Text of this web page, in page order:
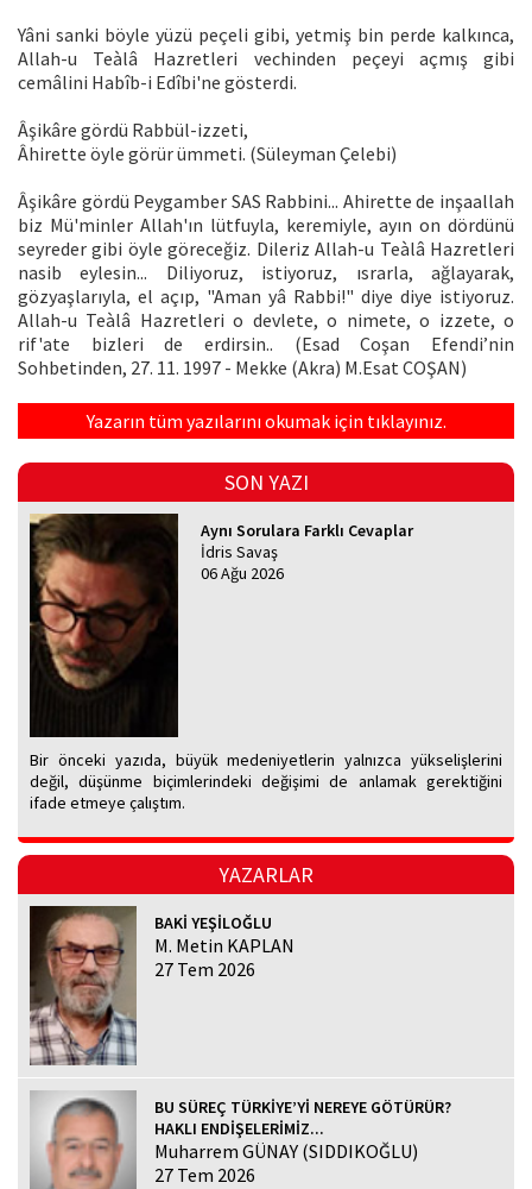
Yâni sanki böyle yüzü peçeli gibi, yetmiş bin perde kalkınca,
Allah-u Teàlâ Hazretleri vechinden peçeyi açmış gibi
cemâlini Habîb-i Edîbi'ne gösterdi.
Âşikâre gördü Rabbül-izzeti,
Âhirette öyle görür ümmeti. (Süleyman Çelebi)
Âşikâre gördü Peygamber SAS Rabbini... Ahirette de inşaallah
biz Mü'minler Allah'ın lütfuyla, keremiyle, ayın on dördünü
seyreder gibi öyle göreceğiz. Dileriz Allah-u Teàlâ Hazretleri
nasib eylesin... Diliyoruz, istiyoruz, ısrarla, ağlayarak,
gözyaşlarıyla, el açıp, "Aman yâ Rabbi!" diye diye istiyoruz.
Allah-u Teàlâ Hazretleri o devlete, o nimete, o izzete, o
rif'ate bizleri de erdirsin.. (Esad Coşan Efendi’nin
Sohbetinden, 27. 11. 1997 - Mekke (Akra) M.Esat COŞAN)
Yazarın tüm yazılarını okumak için tıklayınız.
SON YAZI
Aynı Sorulara Farklı Cevaplar
İdris Savaş
06 Ağu 2026
Bir önceki yazıda, büyük medeniyetlerin yalnızca yükselişlerini
değil, düşünme biçimlerindeki değişimi de anlamak gerektiğini
ifade etmeye çalıştım.
YAZARLAR
BAKİ YEŞİLOĞLU
M. Metin KAPLAN
27 Tem 2026
BU SÜREÇ TÜRKİYE’Yİ NEREYE GÖTÜRÜR?
HAKLI ENDİŞELERİMİZ...
Muharrem GÜNAY (SIDDIKOĞLU)
27 Tem 2026